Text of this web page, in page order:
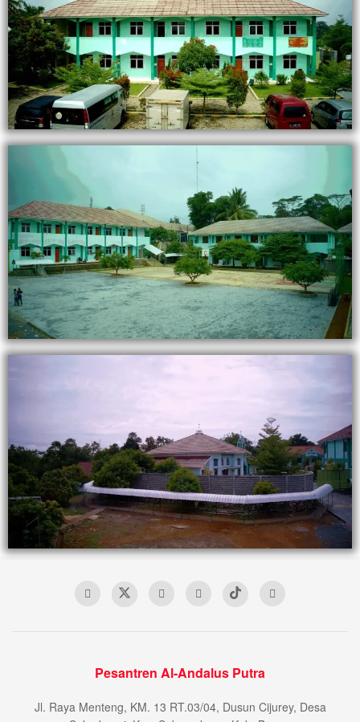
Pesantren Al-Andalus Putra
Jl. Raya Menteng, KM. 13 RT.03/04, Dusun Cijurey, Desa